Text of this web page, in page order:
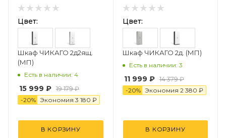
Цвет:
Шкаф ЧИКАГО 2д2ящ.
(МП)
Есть в наличии: 4
15 999 ₽ 19 179 ₽
-20% Экономия 3 180 ₽
В КОРЗИНУ
Цвет:
Шкаф ЧИКАГО 2д. (МП)
Есть в наличии: 3
11 999 ₽ 14 379 ₽
-20% Экономия 2 380 ₽
В КОРЗИНУ